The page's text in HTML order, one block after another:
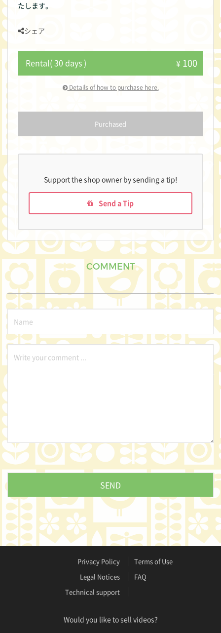
たします。
シェア
Rental( 30 days ) ¥ 100
Details of how to purchase here.
Purchased
Support the shop owner by sending a tip!
Send a Tip
COMMENT
Privacy Policy
Terms of Use
Legal Notices
FAQ
Technical support
Would you like to sell videos?